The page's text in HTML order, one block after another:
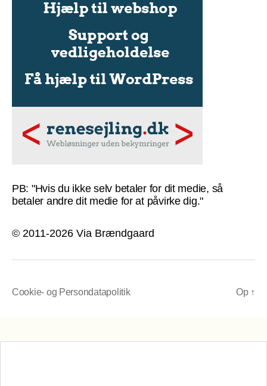
PB: "Hvis du ikke selv betaler for dit medie, så
betaler andre dit medie for at påvirke dig."
© 2011-2026 Via Brændgaard
Cookie- og Persondatapolitik Op ↑